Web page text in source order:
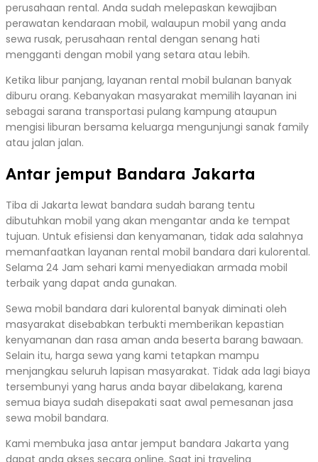
perusahaan rental. Anda sudah melepaskan kewajiban
perawatan kendaraan mobil, walaupun mobil yang anda
sewa rusak, perusahaan rental dengan senang hati
mengganti dengan mobil yang setara atau lebih.
Ketika libur panjang, layanan rental mobil bulanan banyak
diburu orang. Kebanyakan masyarakat memilih layanan ini
sebagai sarana transportasi pulang kampung ataupun
mengisi liburan bersama keluarga mengunjungi sanak family
atau jalan jalan.
Antar jemput Bandara Jakarta
Tiba di Jakarta lewat bandara sudah barang tentu
dibutuhkan mobil yang akan mengantar anda ke tempat
tujuan. Untuk efisiensi dan kenyamanan, tidak ada salahnya
memanfaatkan layanan rental mobil bandara dari kulorental.
Selama 24 Jam sehari kami menyediakan armada mobil
terbaik yang dapat anda gunakan.
Sewa mobil bandara dari kulorental banyak diminati oleh
masyarakat disebabkan terbukti memberikan kepastian
kenyamanan dan rasa aman anda beserta barang bawaan.
Selain itu, harga sewa yang kami tetapkan mampu
menjangkau seluruh lapisan masyarakat. Tidak ada lagi biaya
tersembunyi yang harus anda bayar dibelakang, karena
semua biaya sudah disepakati saat awal pemesanan jasa
sewa mobil bandara.
Kami membuka jasa antar jemput bandara Jakarta yang
dapat anda akses secara online. Saat ini traveling